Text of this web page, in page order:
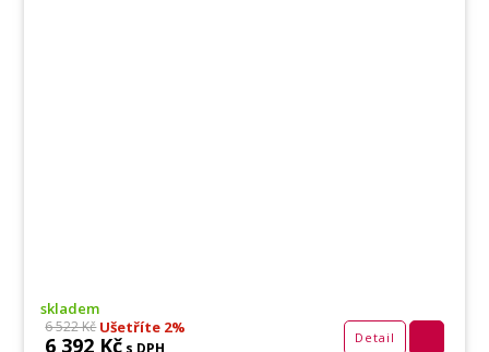
skladem
6 522 KčUšetříte 2%
6 392 Kč s DPH
Detail